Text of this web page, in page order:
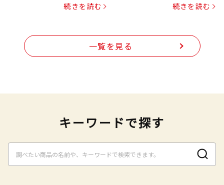
続きを読む 続きを読む
一覧を見る
キーワードで探す